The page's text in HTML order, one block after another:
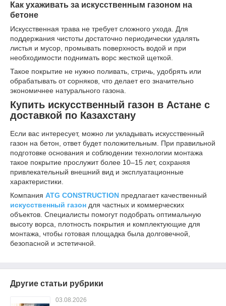
Как ухаживать за искусственным газоном на
бетоне
Искусственная трава не требует сложного ухода. Для
поддержания чистоты достаточно периодически удалять
листья и мусор, промывать поверхность водой и при
необходимости поднимать ворс жесткой щеткой.
Такое покрытие не нужно поливать, стричь, удобрять или
обрабатывать от сорняков, что делает его значительно
экономичнее натурального газона.
Купить искусственный газон в Астане с
доставкой по Казахстану
Если вас интересует, можно ли укладывать искусственный
газон на бетон, ответ будет положительным. При правильной
подготовке основания и соблюдении технологии монтажа
такое покрытие прослужит более 10–15 лет, сохраняя
привлекательный внешний вид и эксплуатационные
характеристики.
Компания ATG CONSTRUCTION предлагает качественный
искусственный газон для частных и коммерческих
объектов. Специалисты помогут подобрать оптимальную
высоту ворса, плотность покрытия и комплектующие для
монтажа, чтобы готовая площадка была долговечной,
безопасной и эстетичной.
Другие статьи рубрики
03.08.2026